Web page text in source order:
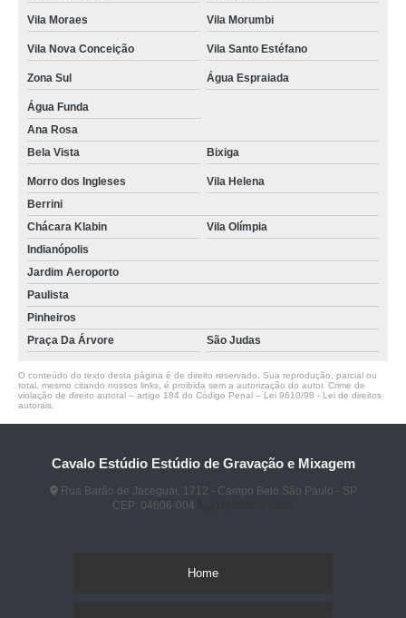
Vila Moraes Vila Morumbi
Vila Nova Conceição Vila Santo Estéfano
Zona Sul Água Espraiada
Água Funda
Ana Rosa
Bela Vista
Bixiga
Morro dos Ingleses
Vila Helena
Berrini
Chácara Klabin
Vila Olímpia
Indianópolis
Jardim Aeroporto
Paulista
Pinheiros
Praça Da Árvore
São Judas
O conteúdo do texto desta página é de direito reservado. Sua reprodução, parcial ou
total, mesmo citando nossos links, é proibida sem a autorização do autor. Crime de
violação de direito autoral – artigo 184 do Código Penal – Lei 9610/98 - Lei de direitos
autorais
Cavalo Estúdio Estúdio de Gravação e Mixagem
Rua Barão de Jaceguai, 1712 - Campo Belo São Paulo - SP
CEP: 04606-004
Home